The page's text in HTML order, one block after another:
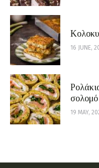
16 JUNE,
σολομό
19 MAY,